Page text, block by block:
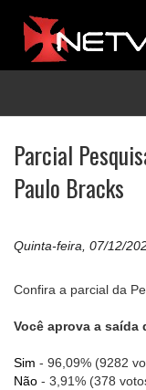
Parcial
Paulo Bracks
Quinta-feira, 07/12/
Confira a parcial da
Você aprova a saída
Sim - 96,09% (9282
Não - 3,91% (378